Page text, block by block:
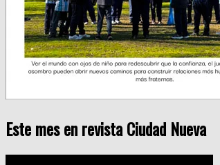
Este mes en revista Ciudad Nueva